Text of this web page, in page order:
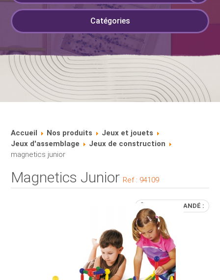
Catégories
Accueil Nos produits
Jeux et jouets
Jeux d'assemblage
Jeux de construction
magnetics junior
Magnetics Junior Ref : 94109
ÂGE RECOMMANDÉ :